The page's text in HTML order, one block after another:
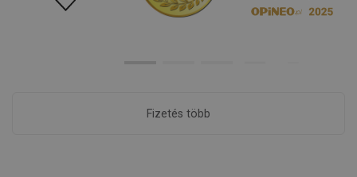
Fizetés több